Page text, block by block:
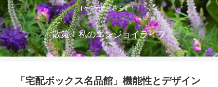
日々を元気に暮らす！！
散策！私のエンジョイライフ
「宅配ボックス名品館」機能性とデザイン